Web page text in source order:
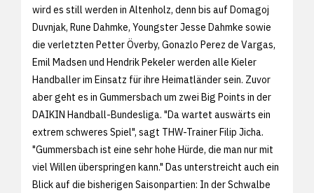
wird es still werden in Altenholz, denn bis auf Domagoj
Duvnjak, Rune Dahmke, Youngster Jesse Dahmke sowie
die verletzten Petter Överby, Gonazlo Perez de Vargas,
Emil Madsen und Hendrik Pekeler werden alle Kieler
Handballer im Einsatz für ihre Heimatländer sein. Zuvor
aber geht es in Gummersbach um zwei Big Points in der
DAIKIN Handball-Bundesliga. "Da wartet auswärts ein
extrem schweres Spiel", sagt THW-Trainer Filip Jicha.
"Gummersbach ist eine sehr hohe Hürde, die man nur mit
viel Willen überspringen kann." Das unterstreicht auch ein
Blick auf die bisherigen Saisonpartien: In der Schwalbe